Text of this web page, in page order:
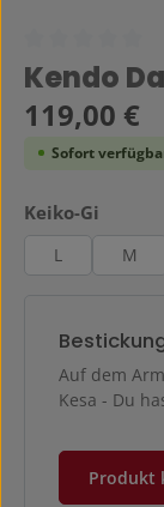
Kendo
Regulärer Preis:
119,00 €
Sofort
Keiko-Gi
L M
Auf dem
Kesa - Du
Produkt